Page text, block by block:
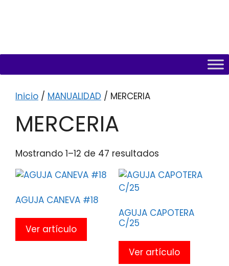
Inicio / MANUALIDAD / MERCERIA
MERCERIA
Mostrando 1–12 de 47 resultados
AGUJA CANEVA #18
Ver artículo
AGUJA CAPOTERA
C/25
Ver artículo